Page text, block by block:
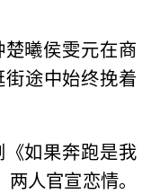
曦侯雯元在商
途中始终挽着
如果奔跑是我
人官宣恋情。